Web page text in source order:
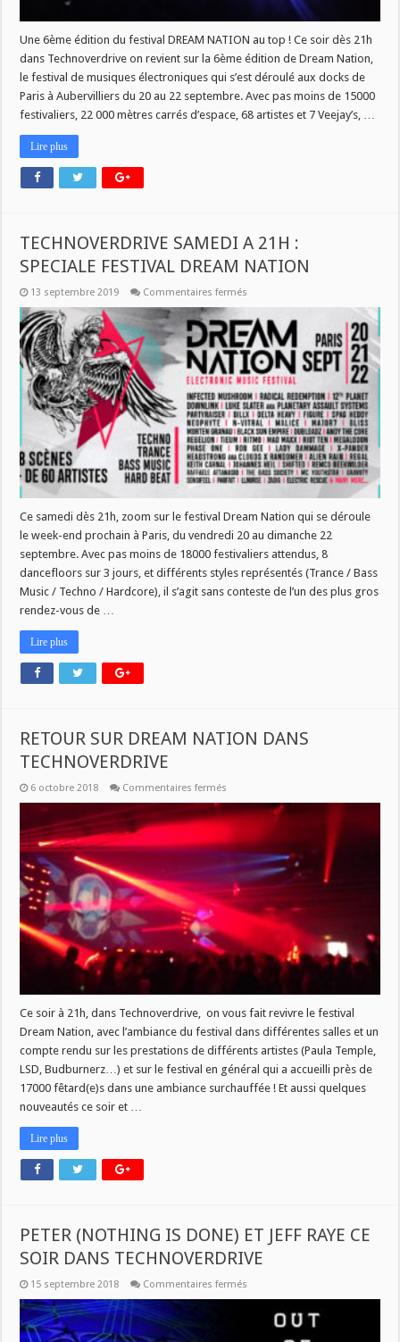
Une 6ème édition du festival DREAM NATION au top ! Ce soir dès 21h
dans Technoverdrive on revient sur la 6ème édition de Dream Nation,
le festival de musiques électroniques qui s’est déroulé aux docks de
Paris à Aubervilliers du 20 au 22 septembre. Avec pas moins de 15000
festivaliers, 22 000 mètres carrés d’espace, 68 artistes et 7 Veejay’s, …
Lire plus
TECHNOVERDRIVE SAMEDI A 21H :
SPECIALE FESTIVAL DREAM NATION
13 septembre 2019 Commentaires fermés
SAMEDI
A
21H
:
SPECIALE
FESTIVAL
DREAM
NATION
Ce samedi dès 21h, zoom sur le festival Dream Nation qui se déroule
le week-end prochain à Paris, du vendredi 20 au dimanche 22
septembre. Avec pas moins de 18000 festivaliers attendus, 8
dancefloors sur 3 jours, et différents styles représentés (Trance / Bass
Music / Techno / Hardcore), il s’agit sans conteste de l’un des plus gros
rendez-vous de …
Lire plus
RETOUR SUR DREAM NATION DANS
TECHNOVERDRIVE
6 octobre 2018 Commentaires fermés
SUR
DREAM
DANS
TECHNOVERDRIVE
Ce soir à 21h, dans Technoverdrive, on vous fait revivre le festival
Dream Nation, avec l’ambiance du festival dans différentes salles et un
compte rendu sur les prestations de différents artistes (Paula Temple,
LSD, Budburnerz…) et sur le festival en général qui a accueilli près de
17000 fêtard(e)s dans une ambiance surchauffée ! Et aussi quelques
nouveautés ce soir et …
Lire plus
PETER (NOTHING IS DONE) ET JEFF RAYE CE
SOIR DANS TECHNOVERDRIVE
15 septembre 2018 Commentaires fermés
DONE)